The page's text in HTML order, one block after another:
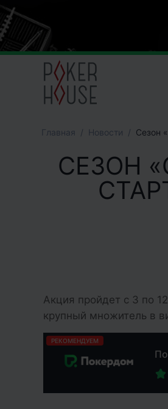
Главная Новости Сезон
СЕЗОН
Акция пройдет с 3 по
крупный множитель в
РЕКОМЕНДУЕМ